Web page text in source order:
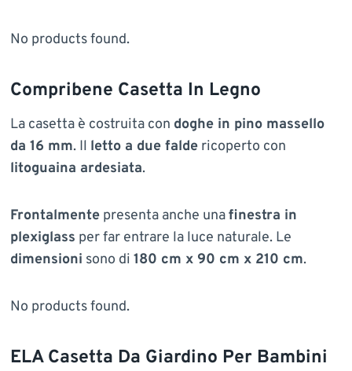
No products found.
Compribene Casetta In Legno
La casetta è costruita con doghe in pino massello
da 16 mm. Il letto a due faldericoperto con
litoguaina ardesiata.
Frontalmentepresenta anche unafinestra in
plexiglass per far entrare la luce naturale. Le
dimensioni sono di 180 cm x 90 cm x 210 cm.
No products found.
ELA Casetta Da Giardino Per Bambini